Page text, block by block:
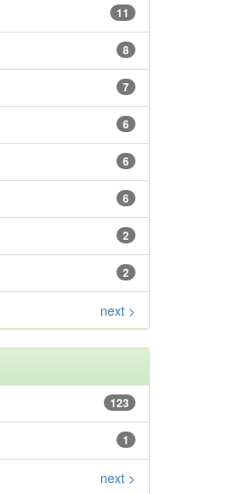
11
8
7
6
6
6
2
2
next >
123
1
next >